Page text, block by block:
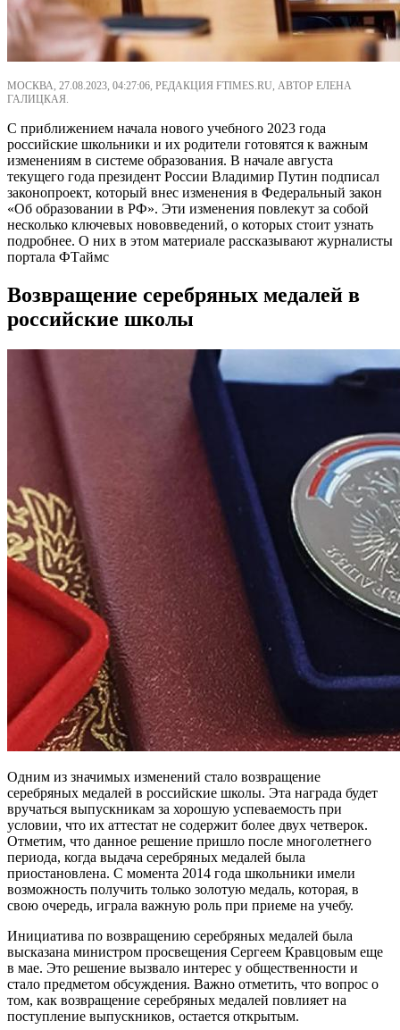
МОСКВА, 27.08.2023, 04:27:06, РЕДАКЦИЯ FTIMES.RU, АВТОР ЕЛЕНА
ГАЛИЦКАЯ.
С приближением начала нового учебного 2023 года
российские школьники и их родители готовятся к важным
изменениям в системе образования. В начале августа
текущего года президент России Владимир Путин подписал
законопроект, который внес изменения в Федеральный закон
«Об образовании в РФ». Эти изменения повлекут за собой
несколько ключевых нововведений, о которых стоит узнать
подробнее. О них в этом материале рассказывают журналисты
портала ФТаймс
Возвращение серебряных медалей в
российские школы
Одним из значимых изменений стало возвращение
серебряных медалей в российские школы. Эта награда будет
вручаться выпускникам за хорошую успеваемость при
условии, что их аттестат не содержит более двух четверок.
Отметим, что данное решение пришло после многолетнего
периода, когда выдача серебряных медалей была
приостановлена. С момента 2014 года школьники имели
возможность получить только золотую медаль, которая, в
свою очередь, играла важную роль при приеме на учебу.
Инициатива по возвращению серебряных медалей была
высказана министром просвещения Сергеем Кравцовым еще
в мае. Это решение вызвало интерес у общественности и
стало предметом обсуждения. Важно отметить, что вопрос о
том, как возвращение серебряных медалей повлияет на
поступление выпускников, остается открытым.